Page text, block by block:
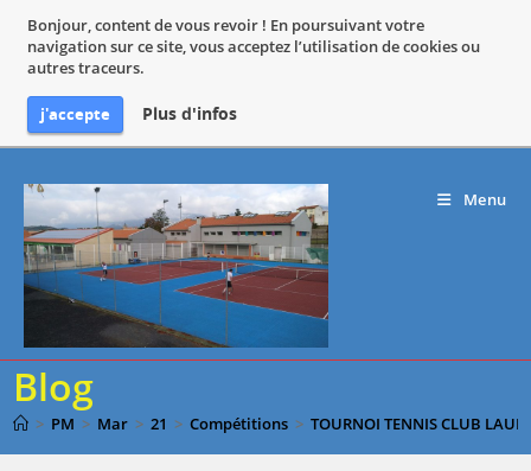
Bonjour, content de vous revoir ! En poursuivant votre
navigation sur ce site, vous acceptez l’utilisation de cookies ou
autres traceurs.
j'accepte Plus d'infos
content
Menu
Blog
> PM > Mar > 21 > Compétitions > TOURNOI TENNIS CLUB